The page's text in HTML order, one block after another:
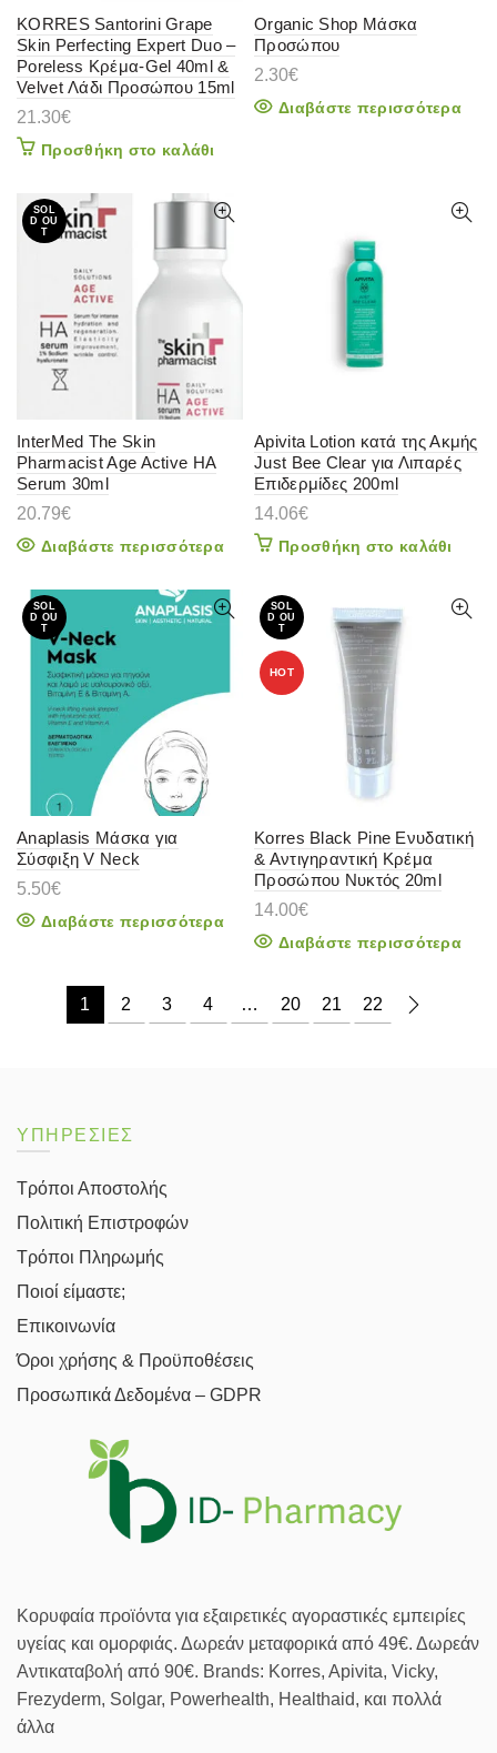
KORRES Santorini Grape
Skin Perfecting Expert Duo –
Poreless Κρέμα-Gel 40ml &
Velvet Λάδι Προσώπου 15ml
21.30€
Προσθήκη στο καλάθι
Organic Shop Μάσκα
Προσώπου
2.30€
Διαβάστε περισσότερα
SOL
D OU
T
InterMed The Skin
Pharmacist Age Active HA
Serum 30ml
20.79€
Διαβάστε περισσότερα
Apivita Lotion κατά της Ακμής
Just Bee Clear για Λιπαρές
Επιδερμίδες 200ml
14.06€
Προσθήκη στο καλάθι
SOL
D OU
T
Anaplasis Μάσκα για
Σύσφιξη V Neck
5.50€
Διαβάστε περισσότερα
SOL
D OU
T
HOT
Korres Black Pine Ενυδατική
& Αντιγηραντική Κρέμα
Προσώπου Νυκτός 20ml
14.00€
Διαβάστε περισσότερα
1 2 3 4 … 20 21 22
ΥΠΗΡΕΣΙΕΣ
Τρόποι Αποστολής
Πολιτική Επιστροφών
Τρόποι Πληρωμής
Ποιοί είμαστε;
Επικοινωνία
Όροι χρήσης & Προϋποθέσεις
Προσωπικά Δεδομένα – GDPR
Κορυφαία προϊόντα για εξαιρετικές αγοραστικές εμπειρίες
υγείας και ομορφιάς. Δωρεάν μεταφορικά από 49€. Δωρεάν
Αντικαταβολή από 90€. Brands: Korres, Apivita, Vicky,
Frezyderm, Solgar, Powerhealth, Healthaid, και πολλά
άλλα